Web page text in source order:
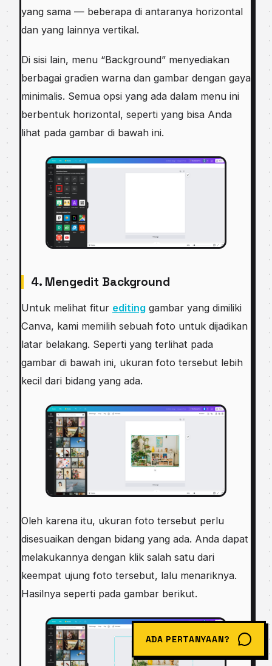
yang sama — beberapa di antaranya horizontal
dan yang lainnya vertikal.
Di sisi lain, menu “Background” menyediakan
berbagai gradien warna dan gambar dengan gaya
minimalis. Semua opsi yang ada dalam menu ini
berbentuk horizontal, seperti yang bisa Anda
lihat pada gambar di bawah ini.
4. Mengedit Background
Untuk melihat fitur editing gambar yang dimiliki
Canva, kami memilih sebuah foto untuk dijadikan
latar belakang. Seperti yang terlihat pada
gambar di bawah ini, ukuran foto tersebut lebih
kecil dari bidang yang ada.
Oleh karena itu, ukuran foto tersebut perlu
disesuaikan dengan bidang yang ada. Anda dapat
melakukannya dengan klik salah satu dari
keempat ujung foto tersebut, lalu menariknya.
Hasilnya seperti pada gambar berikut.
ADA PERTANYAAN?